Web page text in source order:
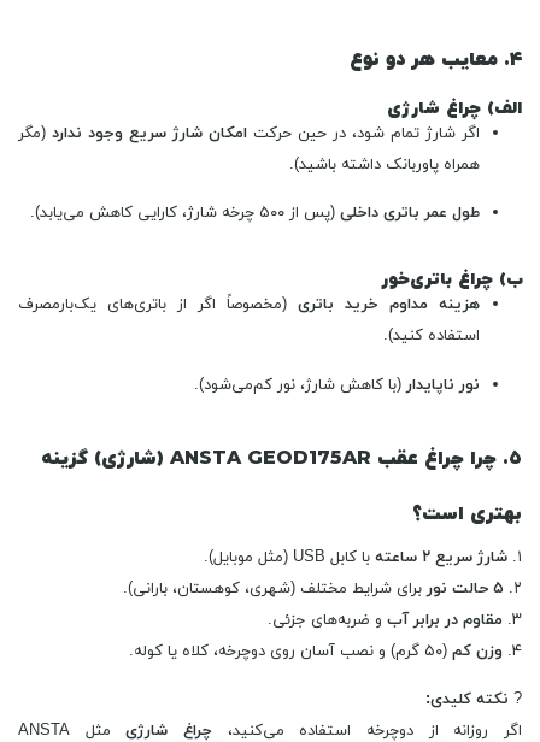
۴. معایب هر دو نوع
الف) چراغ شارژی
اگر شارژ تمام شود، در حین حرکت امکان شارژ سریع وجود ندارد (مگر
همراه پاوربانک داشته باشید).
طول عمر باتری داخلی (پس از ۵۰۰ چرخه شارژ، کارایی کاهش می‌یابد).
ب) چراغ باتری‌خور
هزینه مداوم خرید باتری (مخصوصاً اگر از باتری‌های یک‌بارمصرف
استفاده کنید).
نور ناپایدار (با کاهش شارژ، نور کم‌می‌شود).
۵. چرا چراغ عقب ANSTA GEOD175AR (شارژی) گزینه
بهتری است؟
۱. شارژ سریع ۲ ساعته
با کابل USB (مثل موبایل).
۲. ۵ حالت نور
برای شرایط مختلف (شهری، کوهستان، بارانی).
۳. مقاوم در برابر آب و ضربه‌های جزئی.
۴. وزن کم (۵۰ گرم) و نصب آسان روی دوچرخه، کلاه یا کوله.
? نکته کلیدی:
اگر روزانه از دوچرخه استفاده می‌کنید،
چراغ شارژی مثل ANSTA